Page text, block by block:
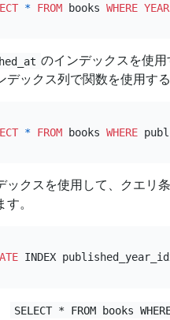
* FROM books WHERE YEAR
のインデックスを使
デックス列で関数を使用す
* FROM books WHERE
ックスを使用して、クエリ
す。
INDEX
SELECT * FROM books